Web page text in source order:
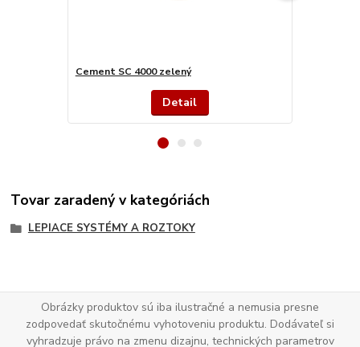
Cement SC 4000 zelený
Detail
Tovar zaradený v kategóriách
LEPIACE SYSTÉMY A ROZTOKY
Obrázky produktov sú iba ilustračné a nemusia presne
zodpovedať skutočnému vyhotoveniu produktu. Dodávateľ si
vyhradzuje právo na zmenu dizajnu, technických parametrov